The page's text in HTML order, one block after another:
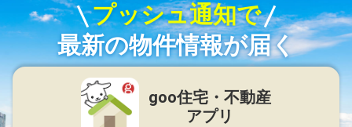
プッシュ通知で
最新の物件情報が届く
goo住宅・不動産
アプリ